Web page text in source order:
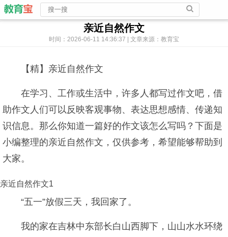
亲近自然作文
时间：2026-06-11 14:36:37 | 文章来源：教育宝
【精】亲近自然作文
在学习、工作或生活中，许多人都写过作文吧，借
助作文人们可以反映客观事物、表达思想感情、传递知
识信息。那么你知道一篇好的作文该怎么写吗？下面是
小编整理的亲近自然作文，仅供参考，希望能够帮助到
大家。
亲近自然作文1
“五一”放假三天，我回家了。
我的家在吉林中东部长白山西脚下，山山水水环绕